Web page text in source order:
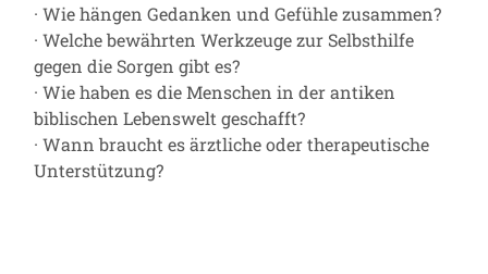
· Wie hängen Gedanken und Gefühle zusammen?
· Welche bewährten Werkzeuge zur Selbsthilfe
gegen die Sorgen gibt es?
· Wie haben es die Menschen in der antiken
biblischen Lebenswelt geschafft?
· Wann braucht es ärztliche oder therapeutische
Unterstützung?